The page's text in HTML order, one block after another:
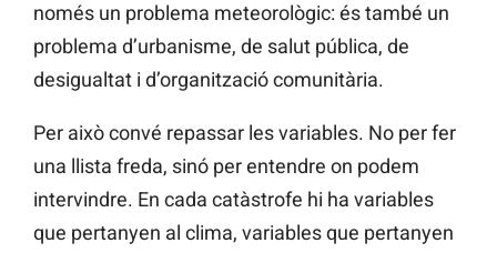
només un problema meteorològic: és també un
problema d’urbanisme, de salut pública, de
desigualtat i d’organització comunitària.
Per això convé repassar les variables. No per fer
una llista freda, sinó per entendre on podem
intervindre. En cada catàstrofe hi ha variables
que pertanyen al clima, variables que pertanyen